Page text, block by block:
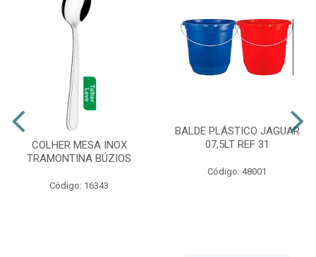
COLHER MESA INOX
TRAMONTINA BÚZIOS
Código: 16343
BALDE PLÁSTICO JAGUAR
07,5LT REF 31
Código: 48001